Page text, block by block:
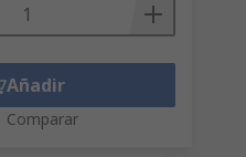
Añadir
Comparar